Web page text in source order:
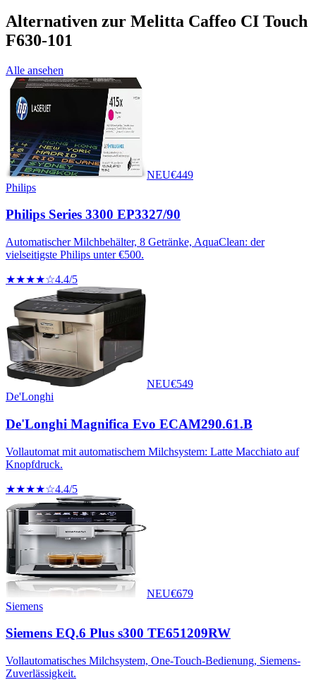
Alternativen zur Melitta Caffeo CI Touch
F630-101
Alle ansehen
NEU€449
Philips
Philips Series 3300 EP3327/90
Automatischer Milchbehälter, 8 Getränke, AquaClean: der
vielseitigste Philips unter €500.
★★★★☆4.4/5
NEU€549
De'Longhi
De'Longhi Magnifica Evo ECAM290.61.B
Vollautomat mit automatischem Milchsystem: Latte Macchiato auf
Knopfdruck.
★★★★☆4.4/5
NEU€679
Siemens
Siemens EQ.6 Plus s300 TE651209RW
Vollautomatisches Milchsystem, One-Touch-Bedienung, Siemens-
Zuverlässigkeit.